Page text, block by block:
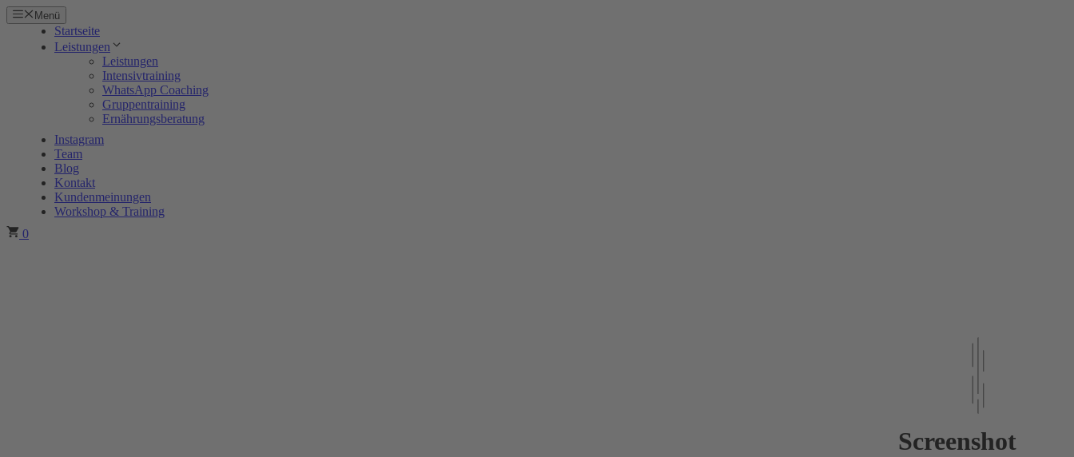
Zum
Inhalt
Menü
Startseite
Leistungen
Leistungen
Intensivtraining
WhatsApp Coaching
Gruppentraining
Ernährungsberatung
Instagram
Team
Blog
Kontakt
Kundenmeinungen
Workshop & Training
0
Screenshot